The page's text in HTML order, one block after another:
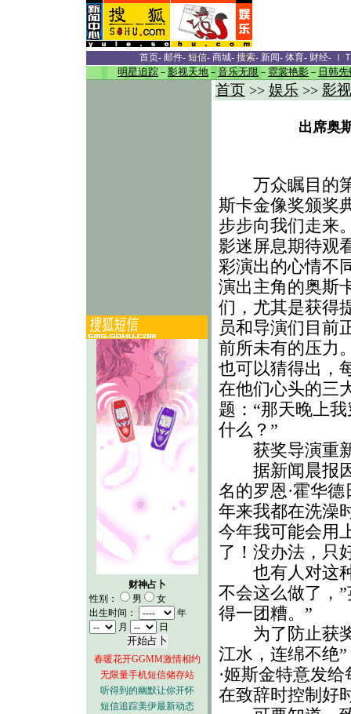
首页- 邮件- 短信- 商城- 搜索- 新闻- 体育- 财经- Ｉ
明星追踪 － 影视天地 － 音乐无限 － 霓裳艳影 － 日韩先
财神占卜
性别：
男
女
出生时间：
年
月
日
春暖花开GGMM激情相约
无限量手机短信储存站
听得到的幽默让你开怀
短信追踪美伊最新动态
首页 >> 娱乐 >> 影
出席奥
万众瞩目的
斯卡金像奖颁奖
步步向我们走来
影迷屏息期待观
彩演出的心情不
演出主角的奥斯
们，尤其是获得
员和导演们目前
前所未有的压力
也可以猜得出，
在他们心头的三
题：“那天晚上
什么？”
获奖导演重
据新闻晨报因
名的罗恩·霍华
年来我都在洗澡
今年我可能会用
了！没办法，只
也有人对这种
不会这么做了，
得一团糟。”
为了防止获奖
江水，连绵不绝
·姬斯金特意发
在致辞时控制好